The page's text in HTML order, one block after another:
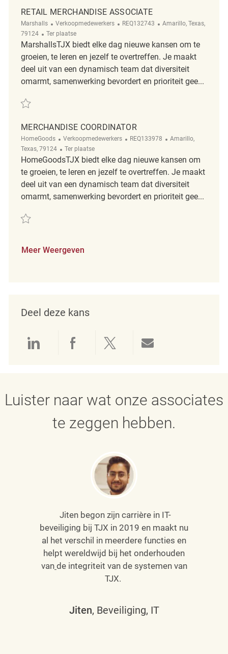
RETAIL MERCHANDISE ASSOCIATE
Marshalls Categorie
Verkoopmedewerkers ReqId
REQ132743 Plaats
Amarillo, Texas,
79124
Afgelegen
Ter plaatse
MarshallsTJX biedt elke dag nieuwe kansen om te
groeien, te leren en jezelf te overtreffen. Je maakt
deel uit van een dynamisch team dat diversiteit
omarmt, samenwerking bevordert en prioriteit gee...
Redden Retail Merchandise Associate REQ132743
MERCHANDISE COORDINATOR
HomeGoods Categorie
Verkoopmedewerkers ReqId
REQ133978 Plaats
Amarillo,
Texas, 79124
Afgelegen
Ter plaatse
HomeGoodsTJX biedt elke dag nieuwe kansen om
te groeien, te leren en jezelf te overtreffen. Je maakt
deel uit van een dynamisch team dat diversiteit
omarmt, samenwerking bevordert en prioriteit gee...
Redden Merchandise Coordinator REQ133978
Meer Weergeven
Deel deze kans
Delen via LinkedIn
Delen via Facebook
Delen via twitter
Luister naar wat onze associates
te zeggen hebben.
Jiten begon zijn carrière in IT-
beveiliging bij TJX in 2019 en maakt nu
al het verschil in meerdere functies en
helpt wereldwijd bij het onderhouden
van de integriteit van de systemen van
TJX.
Jiten, Beveiliging, IT